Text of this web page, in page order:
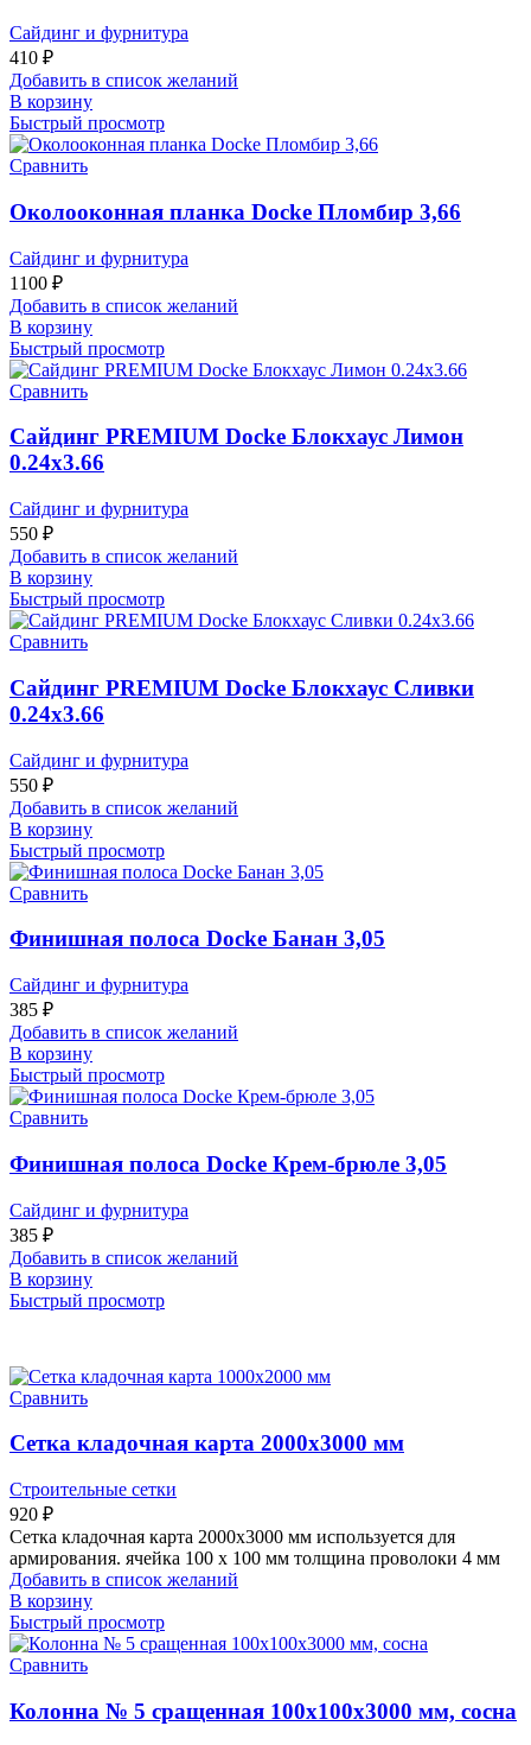
Сайдинг и фурнитура
410 ₽
Добавить в список желаний
В корзину
Быстрый просмотр
Сравнить
Околооконная планка Docke Пломбир 3,66
Сайдинг и фурнитура
1100 ₽
Добавить в список желаний
В корзину
Быстрый просмотр
Сравнить
Сайдинг PREMIUM Docke Блокхаус Лимон
0.24х3.66
Сайдинг и фурнитура
550 ₽
Добавить в список желаний
В корзину
Быстрый просмотр
Сравнить
Сайдинг PREMIUM Docke Блокхаус Сливки
0.24х3.66
Сайдинг и фурнитура
550 ₽
Добавить в список желаний
В корзину
Быстрый просмотр
Сравнить
Финишная полоса Docke Банан 3,05
Сайдинг и фурнитура
385 ₽
Добавить в список желаний
В корзину
Быстрый просмотр
Сравнить
Финишная полоса Docke Крем-брюле 3,05
Сайдинг и фурнитура
385 ₽
Добавить в список желаний
В корзину
Быстрый просмотр
Сравнить
Сетка кладочная карта 2000х3000 мм
Строительные сетки
920 ₽
Сетка кладочная карта 2000х3000 мм используется для
армирования. ячейка 100 х 100 мм толщина проволоки 4 мм
Добавить в список желаний
В корзину
Быстрый просмотр
Сравнить
Колонна № 5 сращенная 100x100x3000 мм, сосна